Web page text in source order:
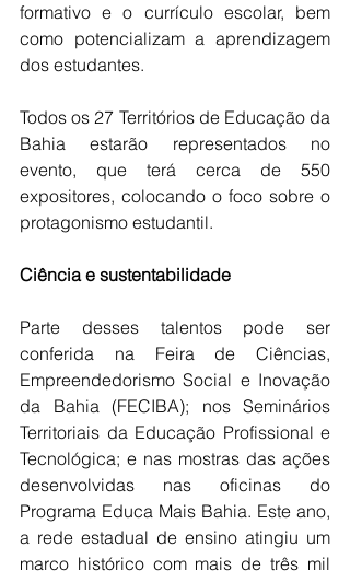
formativo e o currículo escolar, bem
como potencializam a aprendizagem
dos estudantes.
Todos os 27 Territórios de Educação da
Bahia estarão representados no
evento, que terá cerca de 550
expositores, colocando o foco sobre o
protagonismo estudantil.
Ciência e sustentabilidade
Parte desses talentos pode ser
conferida na Feira de Ciências,
Empreendedorismo Social e Inovação
da Bahia (FECIBA); nos Seminários
Territoriais da Educação Profissional e
Tecnológica; e nas mostras das ações
desenvolvidas nas oficinas do
Programa Educa Mais Bahia. Este ano,
a rede estadual de ensino atingiu um
marco histórico com mais de três mil